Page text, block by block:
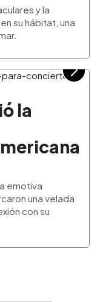
y la
su hábitat, una
la
emotiva
una velada
con su